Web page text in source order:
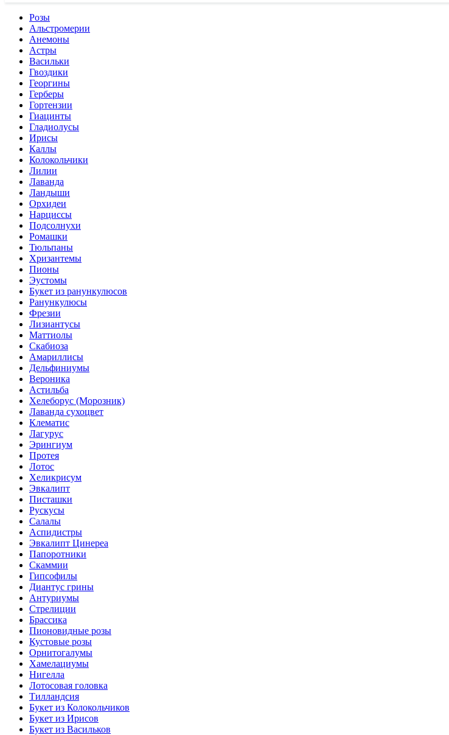
Розы
Альстромерии
Анемоны
Астры
Васильки
Гвоздики
Георгины
Герберы
Гортензии
Гиацинты
Гладиолусы
Ирисы
Каллы
Колокольчики
Лилии
Лаванда
Ландыши
Орхидеи
Нарциссы
Подсолнухи
Ромашки
Тюльпаны
Хризантемы
Пионы
Эустомы
Букет из ранункулюсов
Ранункулюсы
Фрезии
Лизиантусы
Маттиолы
Скабиоза
Амариллисы
Дельфиниумы
Вероника
Астильба
Хелеборус (Морозник)
Лаванда сухоцвет
Клематис
Лагурус
Эрингиум
Протея
Лотос
Хеликрисум
Эвкалипт
Писташки
Рускусы
Салалы
Аспидистры
Эвкалипт Цинереа
Папоротники
Скаммии
Гипсофилы
Диантус грины
Антуриумы
Стрелиции
Брассика
Пионовидные розы
Кустовые розы
Орнитогалумы
Хамелациумы
Нигелла
Лотосовая головка
Тилландсия
Букет из Колокольчиков
Букет из Ирисов
Букет из Васильков